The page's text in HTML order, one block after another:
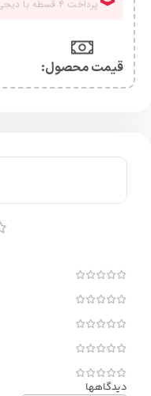
قیمت محصول:​
دیدگاهها